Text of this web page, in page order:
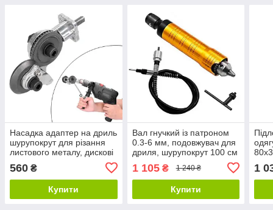
Насадка адаптер на дриль
шурупокрут для різання
листового металу, дискові
560 ₴
Купити
Вал гнучкий із патроном
0.3-6 мм, подовжувач для
дриля, шурупокрут 100 см
1 105₴ 1 240 ₴
Купити
1